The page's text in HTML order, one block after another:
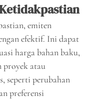
emiten
efektif. Ini dapat
harga bahan baku,
proyek atau
seperti perubahan
preferensi